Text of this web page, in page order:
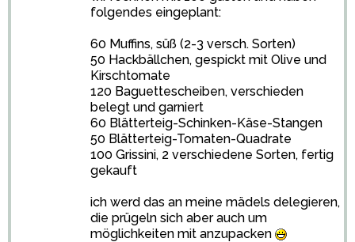
folgendes eingeplant:
60 Muffins, süß (2-3 versch. Sorten)
50 Hackbällchen, gespickt mit Olive und
Kirschtomate
120 Baguettescheiben, verschieden
belegt und garniert
60 Blätterteig-Schinken-Käse-Stangen
50 Blätterteig-Tomaten-Quadrate
100 Grissini, 2 verschiedene Sorten, fertig
gekauft
ich werd das an meine mädels delegieren,
die prügeln sich aber auch um
möglichkeiten mit anzupacken